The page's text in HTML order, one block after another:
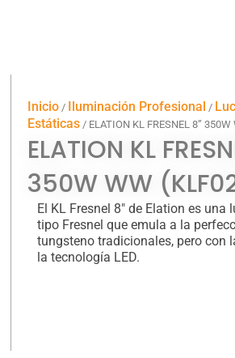
Inicio / Iluminación Profesional /
Estáticas / ELATION KL FRESNEL 8”
ELATION KL
350W WW
El KL Fresnel 8″ de Elation es una
tipo Fresnel que emula a la
tungsteno tradicionales, pero con
la tecnología LED.